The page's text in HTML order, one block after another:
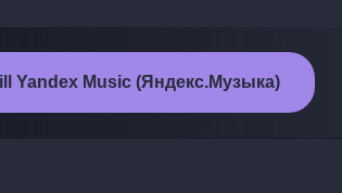
Yandex Music (Яндекс.Музыка)